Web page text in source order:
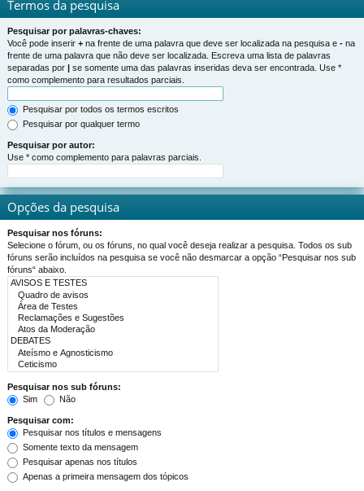
os
Termos da pesquisa
Pesquisar por palavras-chaves:
Você pode inserir + na frente de uma palavra que deve ser localizada na pesquisa e - na
frente de uma palavra que não deve ser localizada. Escreva uma lista de palavras
separadas por
se somente uma das palavras inseridas deva ser encontrada. Use *
como complemento para resultados parciais.
Pesquisar por todos os termos escritos
Pesquisar por qualquer termo
Pesquisar por autor:
Use * como complemento para palavras parciais.
Opções da pesquisa
Pesquisar nos fóruns:
Selecione o fórum, ou os fóruns, no qual você deseja realizar a pesquisa. Todos os sub
fóruns serão incluídos na pesquisa se você não desmarcar a opção “Pesquisar nos sub
fóruns“ abaixo.
Pesquisar nos sub fóruns:
Sim
Não
Pesquisar com:
Pesquisar nos títulos e mensagens
Somente texto da mensagem
Pesquisar apenas nos títulos
Apenas a primeira mensagem dos tópicos